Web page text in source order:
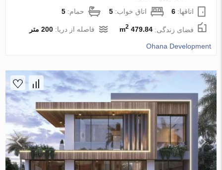
اتاقها:6 اتاق خواب:5 حمام:5
فضای زندگی:479.84 m
2 فاصله از دریا:200 متر
Ohana Development